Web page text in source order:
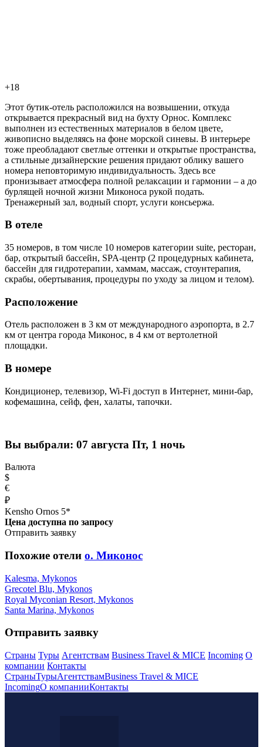
+18
Этот бутик-отель расположился на возвышении, откуда
открывается прекрасный вид на бухту Орнос. Комплекс
выполнен из естественных материалов в белом цвете,
живописно выделяясь на фоне морской синевы. В интерьере
тоже преобладают светлые оттенки и открытые пространства,
а стильные дизайнерские решения придают облику вашего
номера неповторимую индивидуальность. Здесь все
пронизывает атмосфера полной релаксации и гармонии – а до
бурлящей ночной жизни Миконоса рукой подать.
Тренажерный зал, водный спорт, услуги консьержа.
В отеле
35 номеров, в том числе 10 номеров категории suite, ресторан,
бар, открытый бассейн, SPA-центр (2 процедурных кабинета,
бассейн для гидротерапии, хаммам, массаж, стоунтерапия,
скрабы, обертывания, процедуры по уходу за лицом и телом).
Расположение
Отель расположен в 3 км от международного аэропорта, в 2.7
км от центра города Миконос, в 4 км от вертолетной
площадки.
В номере
Кондиционер, телевизор, Wi-Fi доступ в Интернет, мини-бар,
кофемашина, сейф, фен, халаты, тапочки.
Вы выбрали: 07 августа Пт, 1 ночь
Валюта
$
€
₽
Kensho Ornos 5*
Цена доступна по запросу
Отправить заявку
Похожие отели о. Миконос
Kalesma, Mykonos
Grecotel Blu, Mykonos
Royal Myconian Resort, Mykonos
Santa Marina, Mykonos
Отправить заявку
Страны Туры Агентствам Business Travel & MICE Incoming О
компании Контакты
СтраныТурыАгентствамBusiness Travel & MICE
IncomingО компанииКонтакты